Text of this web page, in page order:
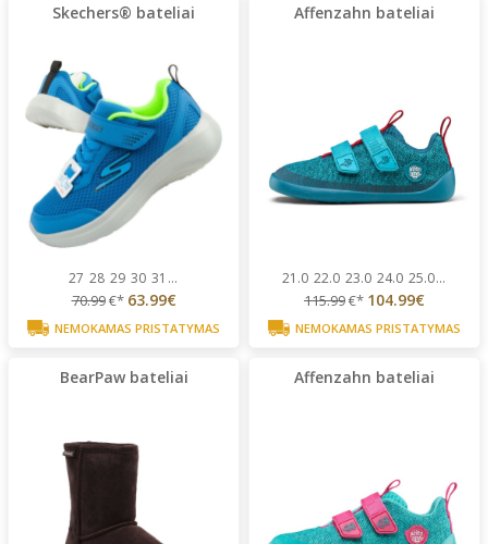
Skechers® bateliai
27 28 29 30 31 ...
70.99€* 63.99€
NEMOKAMAS PRISTATYMAS
Affenzahn bateliai
21.0 22.0 23.0 24.0 25.0...
115.99€* 104.99€
NEMOKAMAS PRISTATYMAS
BearPaw bateliai Affenzahn bateliai